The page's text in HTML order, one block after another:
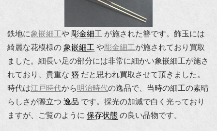
鉄地に象嵌細工や 彫金細工 が施された簪です。飾玉には
綺麗な花模様の 象嵌細工 や彫金細工が施されており買取
ました。細長い足の部分には非常に細かい象嵌細工が施さ
れており、貴重な 簪 だと思われ買取させて頂きました。
時代は江戸時代から明治時代の逸品で、当時の細工の素晴
らしさが際立つ 逸品 です。採光の加減で白く光っており
ますが、ご覧のように 保存状態 の良い品物です。